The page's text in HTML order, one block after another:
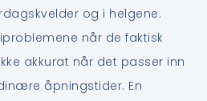
og i helgene.
når de faktisk
akkurat når det passer inn
åpningstider. En